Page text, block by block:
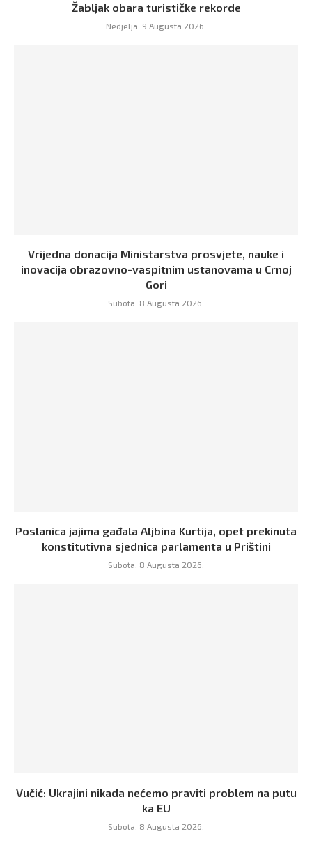
Žabljak obara turističke rekorde
Nedjelja, 9 Augusta 2026,
Vrijedna donacija Ministarstva prosvjete, nauke i
inovacija obrazovno-vaspitnim ustanovama u Crnoj
Gori
Subota, 8 Augusta 2026,
Poslanica jajima gađala Aljbina Kurtija, opet prekinuta
konstitutivna sjednica parlamenta u Prištini
Subota, 8 Augusta 2026,
Vučić: Ukrajini nikada nećemo praviti problem na putu
ka EU
Subota, 8 Augusta 2026,